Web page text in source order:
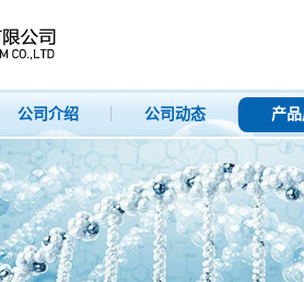
公司介绍 公司动态 产